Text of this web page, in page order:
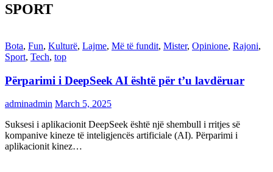
SPORT
Bota, Fun, Kulturë, Lajme, Më të fundit, Mister, Opinione, Rajoni,
Sport, Tech, top
Përparimi i DeepSeek AI është për t’u lavdëruar
adminadmin March 5, 2025
Suksesi i aplikacionit DeepSeek është një shembull i rritjes së
kompanive kineze të inteligjencës artificiale (AI). Përparimi i
aplikacionit kinez…